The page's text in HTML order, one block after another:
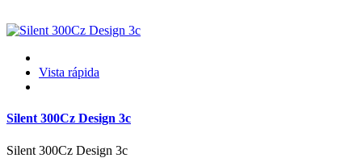
Vista rápida
Silent 300Cz Design 3c
Silent 300Cz Design 3c